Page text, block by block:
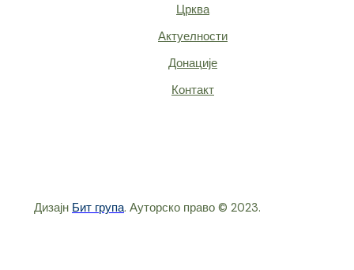
Црква
Актуелности
Донације
Контакт
Дизајн Бит група. Ауторско право © 2023.